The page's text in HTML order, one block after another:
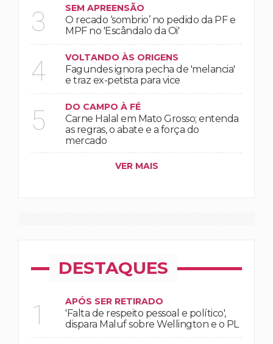
3 SEM APREENSÃO
O recado ‘sombrio’ no pedido da PF e
MPF no 'Escândalo da Oi'
4 VOLTANDO ÀS ORIGENS
Fagundes ignora pecha de 'melancia'
e traz ex-petista para vice
5 DO CAMPO À FÉ
Carne Halal em Mato Grosso; entenda
as regras, o abate e a força do
mercado
VER MAIS
DESTAQUES
1 APÓS SER RETIRADO
'Falta de respeito pessoal e político',
dispara Maluf sobre Wellington e o PL